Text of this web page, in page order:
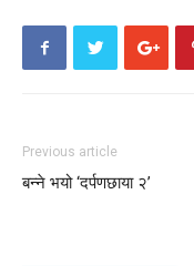
Previous article
बन्ने भयो ‘दर्पणछाया २’